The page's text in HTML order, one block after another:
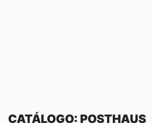
CATÁLOGO: POSTHAUS